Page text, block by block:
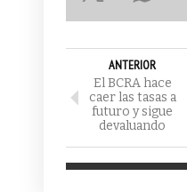
ANTERIOR
El BCRA hace
caer las tasas a
futuro y sigue
devaluando